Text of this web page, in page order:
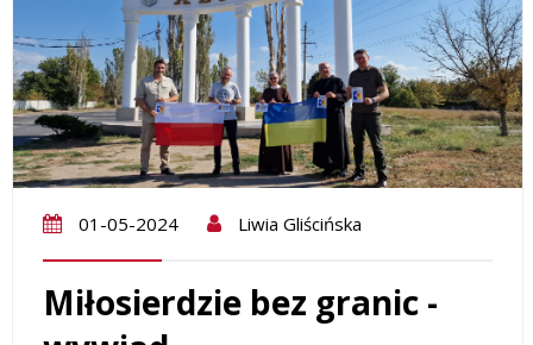
01-05-2024 Liwia Gliścińska
Miłosierdzie bez granic -